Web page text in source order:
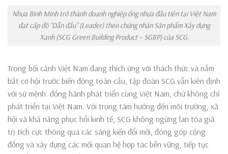
Nhựa Bình Minh trở thành doanh nghiệp ống nhựa đầu tiên tại Việt Nam
đạt cấp độ “Dẫn đầu” (Leader) theo chứng nhận Sản phẩm Xây dựng
Xanh (SCG Green Building Product – SGBP) của SCG.
Trong bối cảnh Việt Nam đang thích ứng với thách thức và nắm
bắt cơ hội trước biến động toàn cầu, tập đoàn SCG vẫn kiên định
với sứ mệnh: đồng hành phát triển cùng Việt Nam, chứ không chỉ
phát triển tại Việt Nam. Với trọng tâm hướng đến môi trường, xã
hội và khả năng phục hồi kinh tế, SCG không ngừng lan tỏa giá
trị tích cực thông qua các sáng kiến đổi mới, đóng góp cộng
đồng và xây dựng các mối quan hệ hợp tác bền vững, tiếp tục